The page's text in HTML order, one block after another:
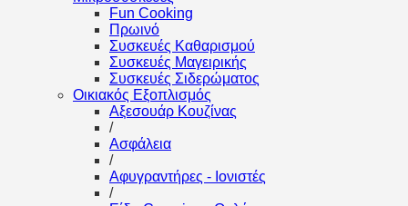
Fun Cooking
Πρωινό
Συσκευές Καθαρισμού
Συσκευές Μαγειρικής
Συσκευές Σιδερώματος
Οικιακός Εξοπλισμός
Αξεσουάρ Κουζίνας
/
Ασφάλεια
/
Αφυγραντήρες - Ιονιστές
/